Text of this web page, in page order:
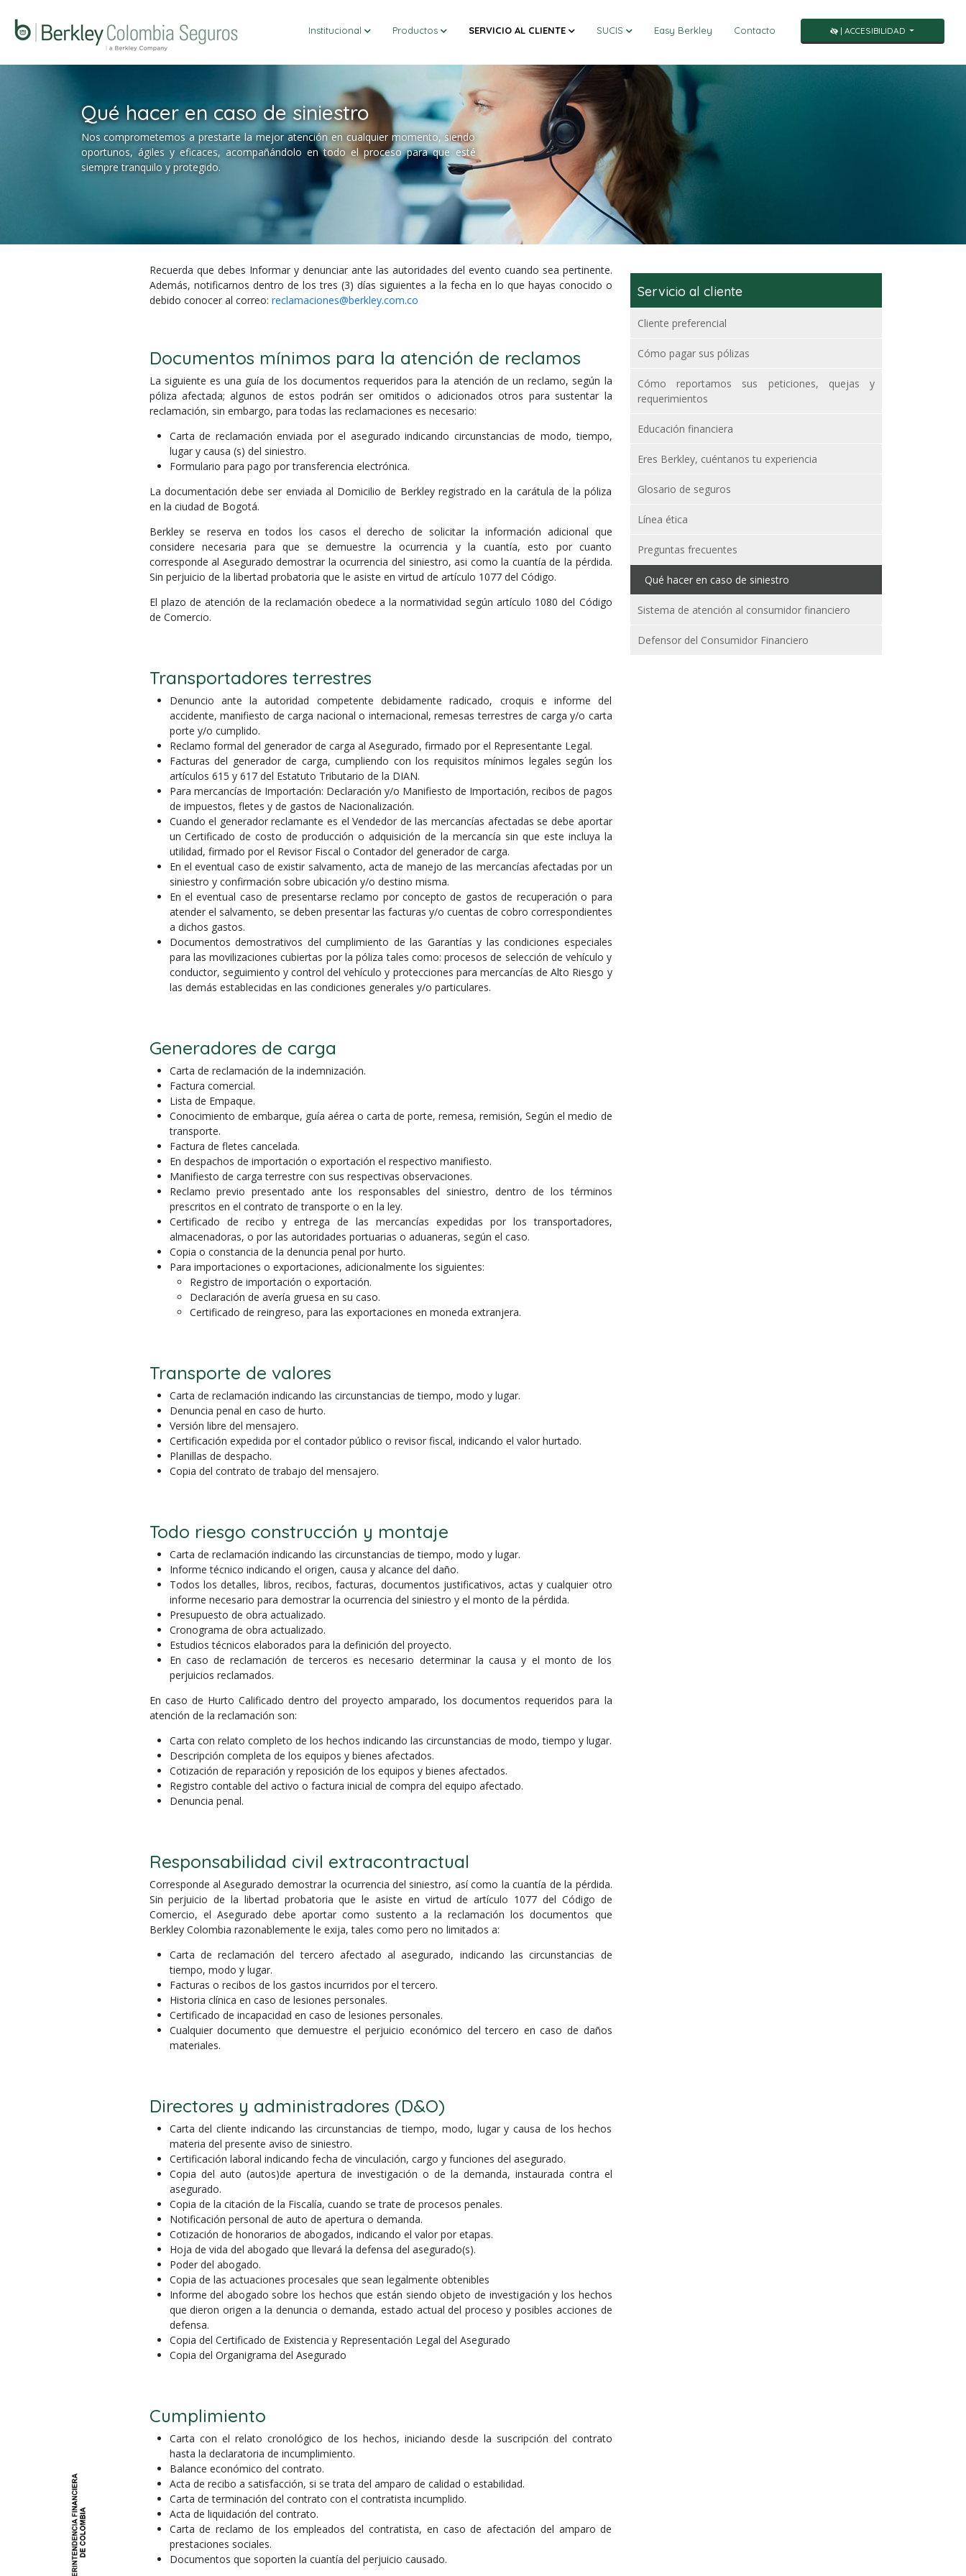
Institucional Productos SERVICIO AL CLIENTE SUCIS Easy Berkley Contacto | ACCESIBILIDAD
Qué hacer en caso de siniestro
Nos comprometemos a prestarte la mejor atención en cualquier momento, siendo
oportunos, ágiles y eficaces, acompañándolo en todo el proceso para que esté
siempre tranquilo y protegido.
Recuerda que debes Informar y denunciar ante las autoridades del evento cuando sea pertinente.
Además, notificarnos dentro de los tres (3) días siguientes a la fecha en lo que hayas conocido o
debido conocer al correo: reclamaciones@berkley.com.co
Documentos mínimos para la atención de reclamos
La siguiente es una guía de los documentos requeridos para la atención de un reclamo, según la
póliza afectada; algunos de estos podrán ser omitidos o adicionados otros para sustentar la
reclamación, sin embargo, para todas las reclamaciones es necesario:
Carta de reclamación enviada por el asegurado indicando circunstancias de modo, tiempo,
lugar y causa (s) del siniestro.
Formulario para pago por transferencia electrónica.
La documentación debe ser enviada al Domicilio de Berkley registrado en la carátula de la póliza
en la ciudad de Bogotá.
Berkley se reserva en todos los casos el derecho de solicitar la información adicional que
considere necesaria para que se demuestre la ocurrencia y la cuantía, esto por cuanto
corresponde al Asegurado demostrar la ocurrencia del siniestro, asi como la cuantía de la pérdida.
Sin perjuicio de la libertad probatoria que le asiste en virtud de artículo 1077 del Código.
El plazo de atención de la reclamación obedece a la normatividad según artículo 1080 del Código
de Comercio.
Transportadores terrestres
Denuncio ante la autoridad competente debidamente radicado, croquis e informe del
accidente, manifiesto de carga nacional o internacional, remesas terrestres de carga y/o carta
porte y/o cumplido.
Reclamo formal del generador de carga al Asegurado, firmado por el Representante Legal.
Facturas del generador de carga, cumpliendo con los requisitos mínimos legales según los
artículos 615 y 617 del Estatuto Tributario de la DIAN.
Para mercancías de Importación: Declaración y/o Manifiesto de Importación, recibos de pagos
de impuestos, fletes y de gastos de Nacionalización.
Cuando el generador reclamante es el Vendedor de las mercancías afectadas se debe aportar
un Certificado de costo de producción o adquisición de la mercancía sin que este incluya la
utilidad, firmado por el Revisor Fiscal o Contador del generador de carga.
En el eventual caso de existir salvamento, acta de manejo de las mercancías afectadas por un
siniestro y confirmación sobre ubicación y/o destino misma.
En el eventual caso de presentarse reclamo por concepto de gastos de recuperación o para
atender el salvamento, se deben presentar las facturas y/o cuentas de cobro correspondientes
a dichos gastos.
Documentos demostrativos del cumplimiento de las Garantías y las condiciones especiales
para las movilizaciones cubiertas por la póliza tales como: procesos de selección de vehículo y
conductor, seguimiento y control del vehículo y protecciones para mercancías de Alto Riesgo y
las demás establecidas en las condiciones generales y/o particulares.
Generadores de carga
Carta de reclamación de la indemnización.
Factura comercial.
Lista de Empaque.
Conocimiento de embarque, guía aérea o carta de porte, remesa, remisión, Según el medio de
transporte.
Factura de fletes cancelada.
En despachos de importación o exportación el respectivo manifiesto.
Manifiesto de carga terrestre con sus respectivas observaciones.
Reclamo previo presentado ante los responsables del siniestro, dentro de los términos
prescritos en el contrato de transporte o en la ley.
Certificado de recibo y entrega de las mercancías expedidas por los transportadores,
almacenadoras, o por las autoridades portuarias o aduaneras, según el caso.
Copia o constancia de la denuncia penal por hurto.
Para importaciones o exportaciones, adicionalmente los siguientes:
Registro de importación o exportación.
Declaración de avería gruesa en su caso.
Certificado de reingreso, para las exportaciones en moneda extranjera.
Transporte de valores
Carta de reclamación indicando las circunstancias de tiempo, modo y lugar.
Denuncia penal en caso de hurto.
Versión libre del mensajero.
Certificación expedida por el contador público o revisor fiscal, indicando el valor hurtado.
Planillas de despacho.
Copia del contrato de trabajo del mensajero.
Todo riesgo construcción y montaje
Carta de reclamación indicando las circunstancias de tiempo, modo y lugar.
Informe técnico indicando el origen, causa y alcance del daño.
Todos los detalles, libros, recibos, facturas, documentos justificativos, actas y cualquier otro
informe necesario para demostrar la ocurrencia del siniestro y el monto de la pérdida.
Presupuesto de obra actualizado.
Cronograma de obra actualizado.
Estudios técnicos elaborados para la definición del proyecto.
En caso de reclamación de terceros es necesario determinar la causa y el monto de los
perjuicios reclamados.
En caso de Hurto Calificado dentro del proyecto amparado, los documentos requeridos para la
atención de la reclamación son:
Carta con relato completo de los hechos indicando las circunstancias de modo, tiempo y lugar.
Descripción completa de los equipos y bienes afectados.
Cotización de reparación y reposición de los equipos y bienes afectados.
Registro contable del activo o factura inicial de compra del equipo afectado.
Denuncia penal.
Responsabilidad civil extracontractual
Corresponde al Asegurado demostrar la ocurrencia del siniestro, así como la cuantía de la pérdida.
Sin perjuicio de la libertad probatoria que le asiste en virtud de artículo 1077 del Código de
Comercio, el Asegurado debe aportar como sustento a la reclamación los documentos que
Berkley Colombia razonablemente le exija, tales como pero no limitados a:
Carta de reclamación del tercero afectado al asegurado, indicando las circunstancias de
tiempo, modo y lugar.
Facturas o recibos de los gastos incurridos por el tercero.
Historia clínica en caso de lesiones personales.
Certificado de incapacidad en caso de lesiones personales.
Cualquier documento que demuestre el perjuicio económico del tercero en caso de daños
materiales.
Directores y administradores (D&O)
Carta del cliente indicando las circunstancias de tiempo, modo, lugar y causa de los hechos
materia del presente aviso de siniestro.
Certificación laboral indicando fecha de vinculación, cargo y funciones del asegurado.
Copia del auto (autos)de apertura de investigación o de la demanda, instaurada contra el
asegurado.
Copia de la citación de la Fiscalía, cuando se trate de procesos penales.
Notificación personal de auto de apertura o demanda.
Cotización de honorarios de abogados, indicando el valor por etapas.
Hoja de vida del abogado que llevará la defensa del asegurado(s).
Poder del abogado.
Copia de las actuaciones procesales que sean legalmente obtenibles
Informe del abogado sobre los hechos que están siendo objeto de investigación y los hechos
que dieron origen a la denuncia o demanda, estado actual del proceso y posibles acciones de
defensa.
Copia del Certificado de Existencia y Representación Legal del Asegurado
Copia del Organigrama del Asegurado
Cumplimiento
Carta con el relato cronológico de los hechos, iniciando desde la suscripción del contrato
hasta la declaratoria de incumplimiento.
Balance económico del contrato.
Acta de recibo a satisfacción, si se trata del amparo de calidad o estabilidad.
Carta de terminación del contrato con el contratista incumplido.
Acta de liquidación del contrato.
Carta de reclamo de los empleados del contratista, en caso de afectación del amparo de
prestaciones sociales.
Documentos que soporten la cuantía del perjuicio causado.
Servicio al cliente
Cliente preferencial
Cómo pagar sus pólizas
Cómo reportamos sus peticiones, quejas y
requerimientos
Educación financiera
Eres Berkley, cuéntanos tu experiencia
Glosario de seguros
Línea ética
Preguntas frecuentes
Qué hacer en caso de siniestro
Sistema de atención al consumidor financiero
Defensor del Consumidor Financiero